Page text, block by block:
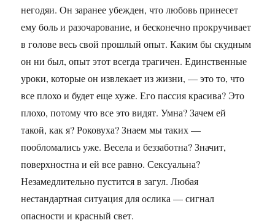
негодяи. Он заранее убежден, что любовь принесет
ему боль и разочарование, и бесконечно прокручивает
в голове весь свой прошлый опыт. Каким бы скудным
он ни был, опыт этот всегда трагичен. Единственные
уроки, которые он извлекает из жизни, — это то, что
все плохо и будет еще хуже. Его пассия красива? Это
плохо, потому что все это видят. Умна? Зачем ей
такой, как я? Роковуха? Знаем мы таких —
пообломались уже. Весела и беззаботна? Значит,
поверхностна и ей все равно. Сексуальна?
Незамедлительно пустится в загул. Любая
нестандартная ситуация для ослика — сигнал
опасности и красный свет.